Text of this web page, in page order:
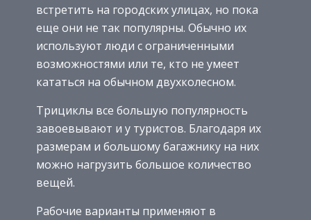
встретить на городских улицах, но пока
еще они не так популярны. Обычно их
используют люди с ограниченными
возможностями или те, кто не умеет
кататься на обычном двухколесном.
Трициклы все большую популярность
завоевывают и у туристов. Благодаря их
размерам и большому багажнику на них
можно нагрузить большое количество
вещей.
Рабочие варианты применяют в